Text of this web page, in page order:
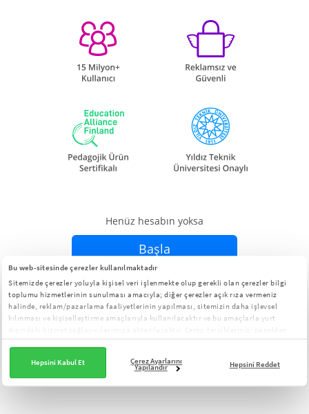
Bu web-sitesinde çerezler kullanılmaktadır
Sitemizde çerezler yoluyla kişisel veri işlenmekte olup gerekli olan çerezler bilgi
toplumu hizmetlerinin sunulması amacıyla; diğer çerezler açık rıza vermeniz
halinde, reklam/pazarlama faaliyetlerinin yapılması, sitemizin daha işlevsel
kılınması ve kişiselleştirme amaçlarıyla kullanılacaktır ve bu amaçlarla yurt
yönetebilirsiniz:Çerez Aydınlatma Metni
Hepsini Kabul Et Çerez Ayarlarını
Yapılandır Hepsini Reddet
Henüz hesabın yoksa
Başla
Zaten hesabın varsaGiriş Yap